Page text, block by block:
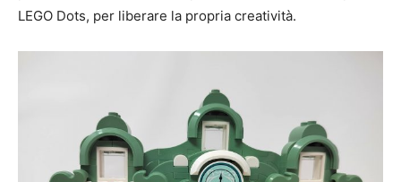
LEGO Dots, per liberare la propria creatività.